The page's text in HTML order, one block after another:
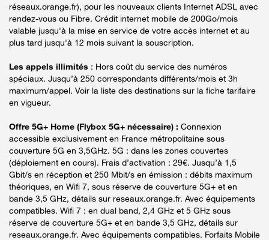
réseaux.orange.fr), pour les nouveaux clients Internet ADSL avec
rendez-vous ou Fibre. Crédit internet mobile de 200Go/mois
valable jusqu'à la mise en service de votre accès internet et au
plus tard jusqu'à 12 mois suivant la souscription.
Les appels illimités : Hors coût du service des numéros
spéciaux. Jusqu’à 250 correspondants différents/mois et 3h
maximum/appel. Voir la liste des destinations sur la fiche tarifaire
en vigueur.
Offre 5G+ Home (Flybox 5G+ nécessaire) : Connexion
accessible exclusivement en France métropolitaine sous
couverture 5G en 3,5GHz. 5G : dans les zones couvertes
(déploiement en cours). Frais d’activation : 29€. Jusqu’à 1,5
Gbit/s en réception et 250 Mbit/s en émission : débits maximum
théoriques, en Wifi 7, sous réserve de couverture 5G+ et en
bande 3,5 GHz, détails sur reseaux.orange.fr. Avec équipements
compatibles. Wifi 7 : en dual band, 2,4 GHz et 5 GHz sous
réserve de couverture 5G+ et en bande 3,5 GHz, détails sur
reseaux.orange.fr. Avec équipements compatibles. Forfaits Mobile